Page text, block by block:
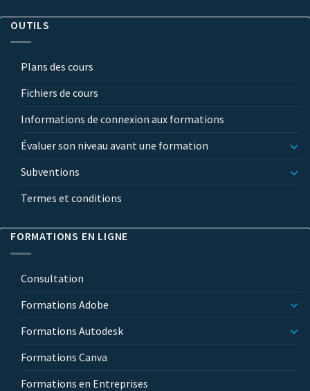
OUTILS
Plans des cours
Fichiers de cours
Informations de connexion aux formations
Évaluer son niveau avant une formation
Subventions
Termes et conditions
FORMATIONS EN LIGNE
Consultation
Formations Adobe
Formations Autodesk
Formations Canva
Formations en Entreprises